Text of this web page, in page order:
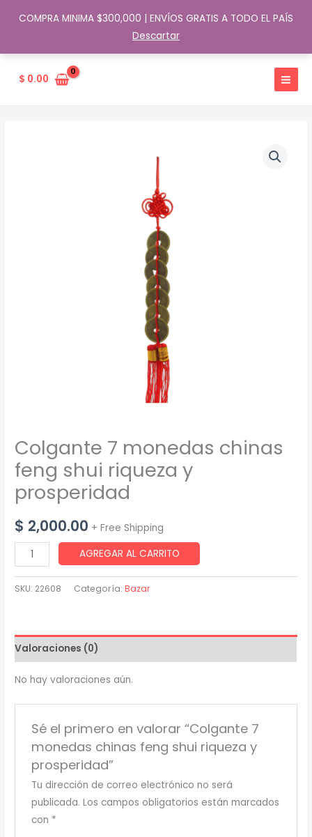
COMPRA MINIMA $300,000 | ENVÍOS GRATIS A TODO EL PAÍS
Descartar
$ 0.00
Colgante 7 monedas chinas
feng shui riqueza y
prosperidad
$ 2,000.00 + Free Shipping
Colgante
7
monedas
shui
riqueza
prosperidad
cantidad
AGREGAR AL CARRITO
SKU: 22608 Categoría:Bazar
Valoraciones (0)
No hay valoraciones aún.
Sé el primero en valorar “Colgante 7
monedas chinas feng shui riqueza y
prosperidad”
Tu dirección de correo electrónico no será
publicada. Los campos obligatorios están marcados
con *